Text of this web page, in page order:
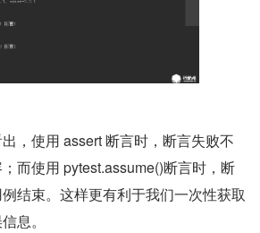
，使用 assert 断言时，断言失败不
而使用 pytest.assume()断言时，断
结束。这样更有利于我们一次性获取
息。